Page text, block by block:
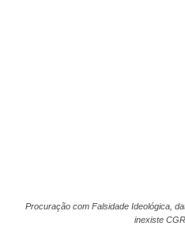
Procuração com Falsidade Ideológica,
inexiste